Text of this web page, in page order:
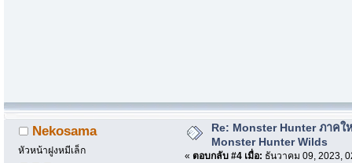
Nekosama
หัวหน้าฝูงหมีเล็ก
Re: Monster Hunter ภาคใ
Monster Hunter Wilds
« ตอบกลับ #4 เมื่อ: ธันวาคม 09, 2023,